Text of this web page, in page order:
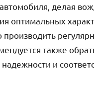
делая
оптимальных
также
и